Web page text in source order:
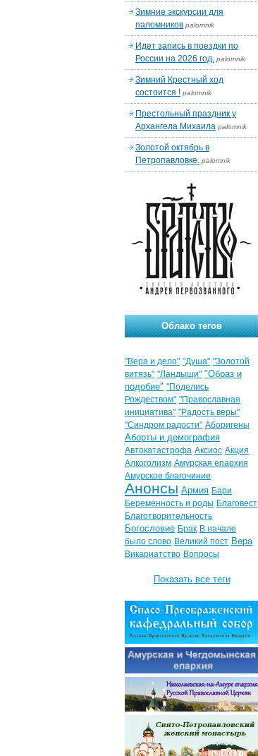
Зимние экскурсии для
паломников palomnik
Идет запись в поездки по
России на 2026 год. palomnik
Зимний Крестный ход
состоится ! palomnik
Престольный праздник у
Архангела Михаила palomnik
Золотой октябрь в
Петропавловке. palomnik
Облако тегов
"Вера и дело" "Душа" "Золотой
витязь" "Ландыши" "Образ и
подобие" "Поделись
Рождеством" "Православная
инициатива" "Радость веры"
"Синдром радости" Аборигены
Аборты и демография
Автокатастрофа Аксиос Акция
Алкоголизм Амурская епархия
Амурское благочиние
Анонсы Армия Бари
Беременность и роды Благовест
Благотворительность
Богословие Брак В начале
было слово Великий пост Вера
Викариатство Вопросы
Показать все теги